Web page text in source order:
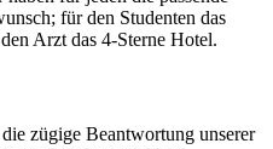
für den Studenten das
Arzt das 4-Sterne Hotel.
zügige Beantwortung unserer